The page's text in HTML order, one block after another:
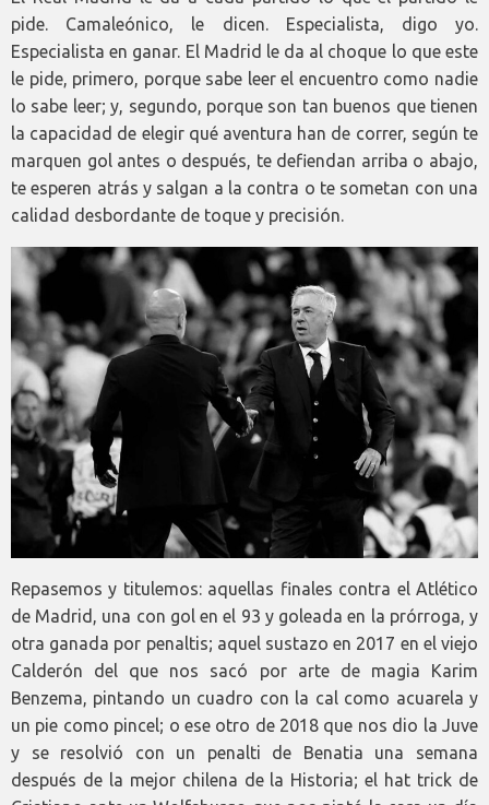
pide. Camaleónico, le dicen. Especialista, digo yo.
Especialista en ganar. El Madrid le da al choque lo que este
le pide, primero, porque sabe leer el encuentro como nadie
lo sabe leer; y, segundo, porque son tan buenos que tienen
la capacidad de elegir qué aventura han de correr, según te
marquen gol antes o después, te defiendan arriba o abajo,
te esperen atrás y salgan a la contra o te sometan con una
calidad desbordante de toque y precisión.
Repasemos y titulemos: aquellas finales contra el Atlético
de Madrid, una con gol en el 93 y goleada en la prórroga, y
otra ganada por penaltis; aquel sustazo en 2017 en el viejo
Calderón del que nos sacó por arte de magia Karim
Benzema, pintando un cuadro con la cal como acuarela y
un pie como pincel; o ese otro de 2018 que nos dio la Juve
y se resolvió con un penalti de Benatia una semana
después de la mejor chilena de la Historia; el hat trick de